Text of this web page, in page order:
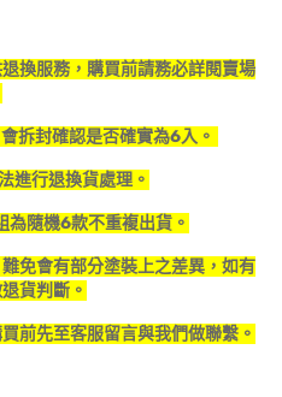
換服務，購買前請務必詳閱賣場
拆封確認是否確實為6入。
進行退換貨處理。
隨機6款不重複出貨。
免會有部分塗裝上之差異，如有
貨判斷。
前先至客服留言與我們做聯繫。